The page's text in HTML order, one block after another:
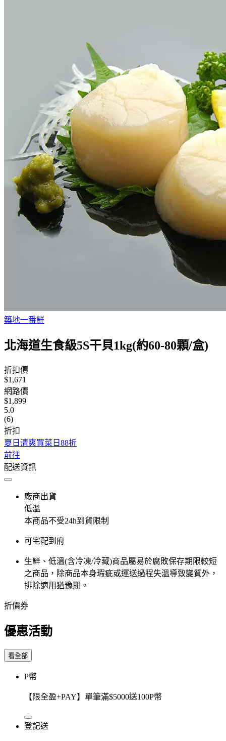
築地一番鮮
北海道生食級5S干貝1kg(約60-80顆/盒)
折扣價
$1,671
網路價
$1,899
5.0
(6)
折扣
夏日清爽買菜日88折
前往
配送資訊
廠商出貨
低溫
本商品不受24h到貨限制
可宅配到府
生鮮、低溫(含冷凍/冷藏)商品屬易於腐敗保存期限較短
之商品，除商品本身瑕疵或運送過程失溫導致變質外，
排除適用猶豫期。
折價券
優惠活動
看全部
P幣
【限全盈+PAY】單筆滿$5000送100P幣
登記送